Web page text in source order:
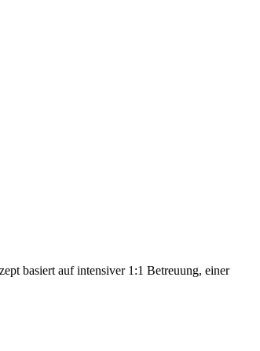
basiert auf intensiver 1:1 Betreuung, einer